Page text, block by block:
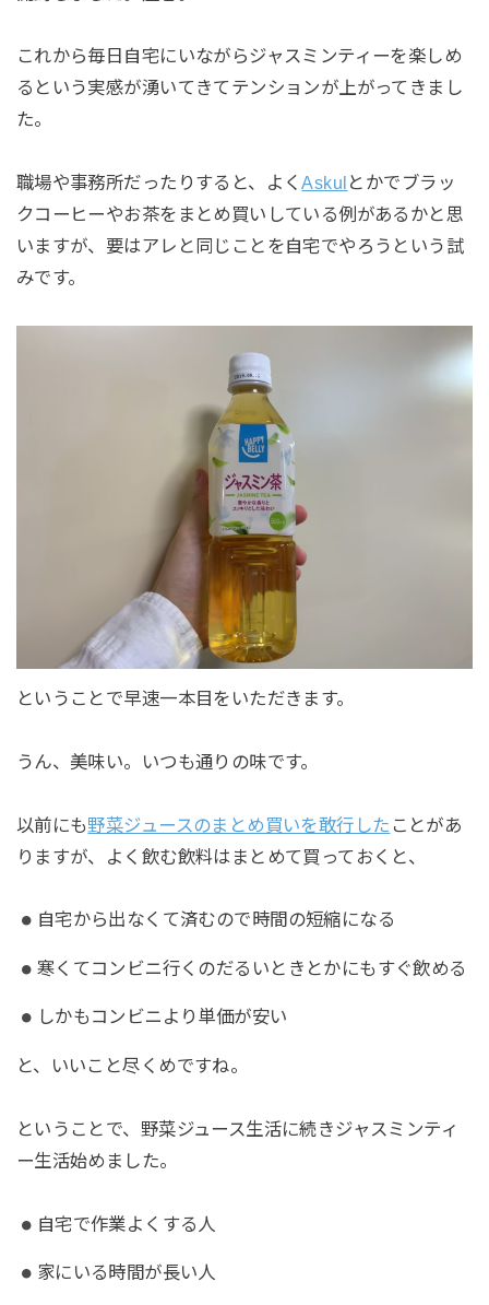
これから毎日自宅にいながらジャスミンティーを楽しめ
るという実感が湧いてきてテンションが上がってきまし
た。
職場や事務所だったりすると、よくAskul とかでブラッ
クコーヒーやお茶をまとめ買いしている例があるかと思
いますが、要はアレと同じことを自宅でやろうという試
みです。
ということで早速一本目をいただきます。
うん、美味い。いつも通りの味です。
以前にも野菜ジュースのまとめ買いを敢行した ことがあ
りますが、よく飲む飲料はまとめて買っておくと、
自宅から出なくて済むので時間の短縮になる
寒くてコンビニ行くのだるいときとかにもすぐ飲める
しかもコンビニより単価が安い
と、いいこと尽くめですね。
ということで、野菜ジュース生活に続きジャスミンティ
ー生活始めました。
自宅で作業よくする人
家にいる時間が長い人